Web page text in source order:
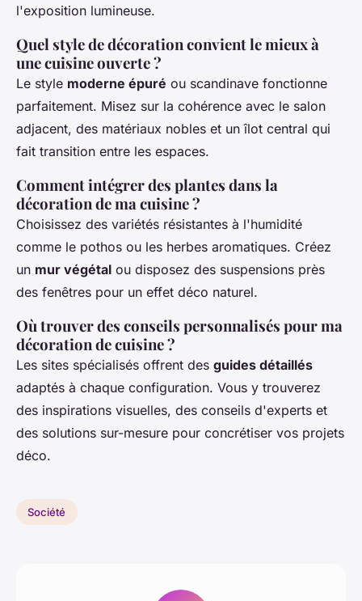
l'exposition lumineuse.
Quel style de décoration convient le mieux à
une cuisine ouverte ?
Le style moderne épuré ou scandinave fonctionne
parfaitement. Misez sur la cohérence avec le salon
adjacent, des matériaux nobles et un îlot central qui
fait transition entre les espaces.
Comment intégrer des plantes dans la
décoration de ma cuisine ?
Choisissez des variétés résistantes à l'humidité
comme le pothos ou les herbes aromatiques. Créez
un mur végétal ou disposez des suspensions près
des fenêtres pour un effet déco naturel.
Où trouver des conseils personnalisés pour ma
décoration de cuisine ?
Les sites spécialisés offrent des guides détaillés
adaptés à chaque configuration. Vous y trouverez
des inspirations visuelles, des conseils d'experts et
des solutions sur-mesure pour concrétiser vos projets
déco.
Société